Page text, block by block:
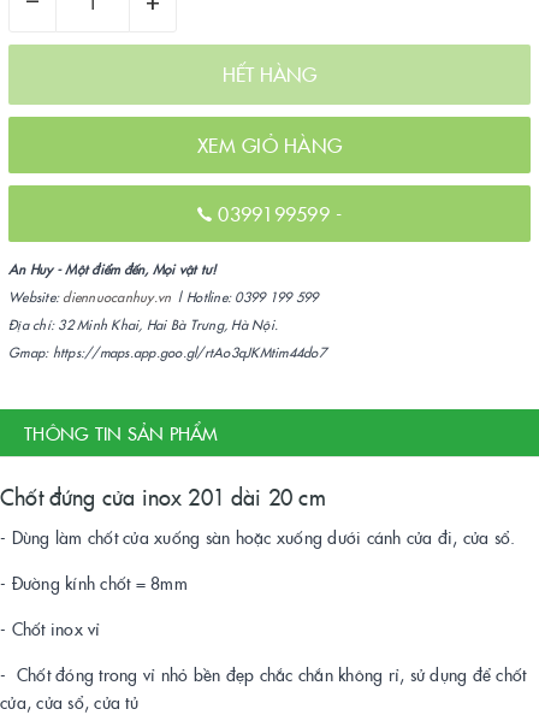
HẾT HÀNG
XEM GIỎ HÀNG
0399199599 -
An Huy - Một điểm đến, Mọi vật tư!
Website: diennuocanhuy.vn | Hotline: 0399 199 599
Địa chỉ: 32 Minh Khai, Hai Bà Trưng, Hà Nội.
Gmap: https://maps.app.goo.gl/rtAo3qJKMtim44do7
THÔNG TIN SẢN PHẨM
Chốt đứng cửa inox 201 dài 20 cm
- Dùng làm chốt cửa xuống sàn hoặc xuống dưới cánh cửa đi, cửa sổ.
- Đường kính chốt = 8mm
- Chốt inox vỉ
- Chốt đóng trong vỉ nhỏ bền đẹp chắc chắn không rỉ, sử dụng để chốt
cửa, cửa sổ, cửa tủ